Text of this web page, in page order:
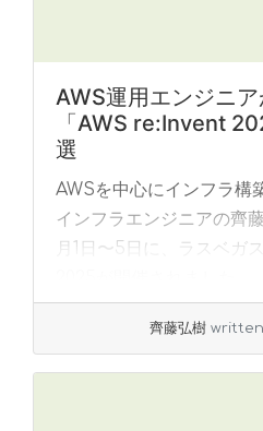
AWS運用エンジニ
「AWS re:Invent
選
AWSを中心にインフラ構
インフラエンジニアの
月1日〜5日に、ラスベ
は、AWS... »read more
齊藤弘樹 written